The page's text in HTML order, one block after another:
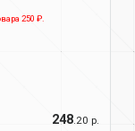
250 ₽.
248.20 р.